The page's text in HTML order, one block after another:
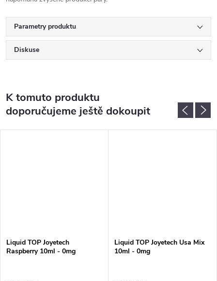
Parametry produktu
Diskuse
K tomuto produktu
doporučujeme ještě dokoupit
Liquid TOP Joyetech
Raspberry 10ml - 0mg
Liquid TOP Joyetech Usa Mix
10ml - 0mg